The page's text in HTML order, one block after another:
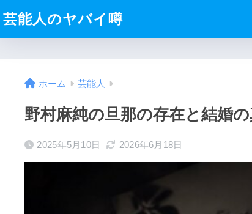
芸能人のヤバイ噂
ホーム 芸能人
野村麻純の旦那の存在と結婚
2025年5月10日 2026年6月18日